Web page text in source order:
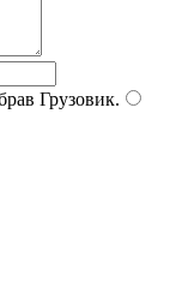
Грузовик.